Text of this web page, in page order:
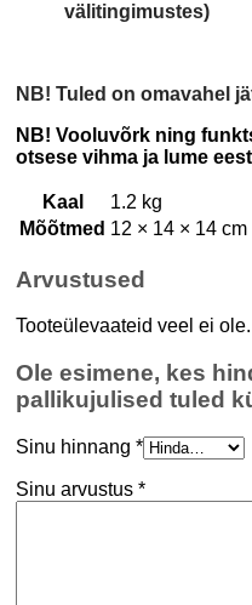
välitingimustes)
NB! Tuled on omavahel
NB! Vooluvõrk ning
otsese vihma ja lume
Kaal
1.2 kg
Mõõtmed 12 × 14 × 14 cm
Arvustused
Tooteülevaateid veel ei ole.
Ole esimene, kes
pallikujulised tuled
Sinu hinnang *
Sinu arvustus *